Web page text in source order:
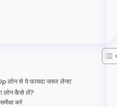
लोन से ये फायदा जरूर लेना!
लोन कैसे लें?
करें